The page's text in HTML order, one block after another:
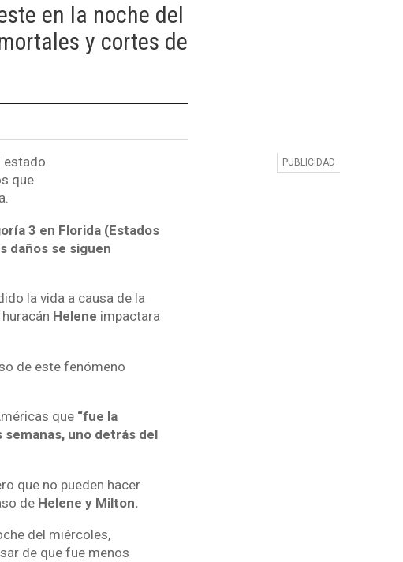
en la noche del
y cortes de
estado
que
3 en Florida (Estados
daños se siguen
la vida a causa de la
Helene impactara
de este fenómeno
que “fue la
uno detrás del
que no pueden hacer
de Helene y Milton.
del miércoles,
de que fue menos